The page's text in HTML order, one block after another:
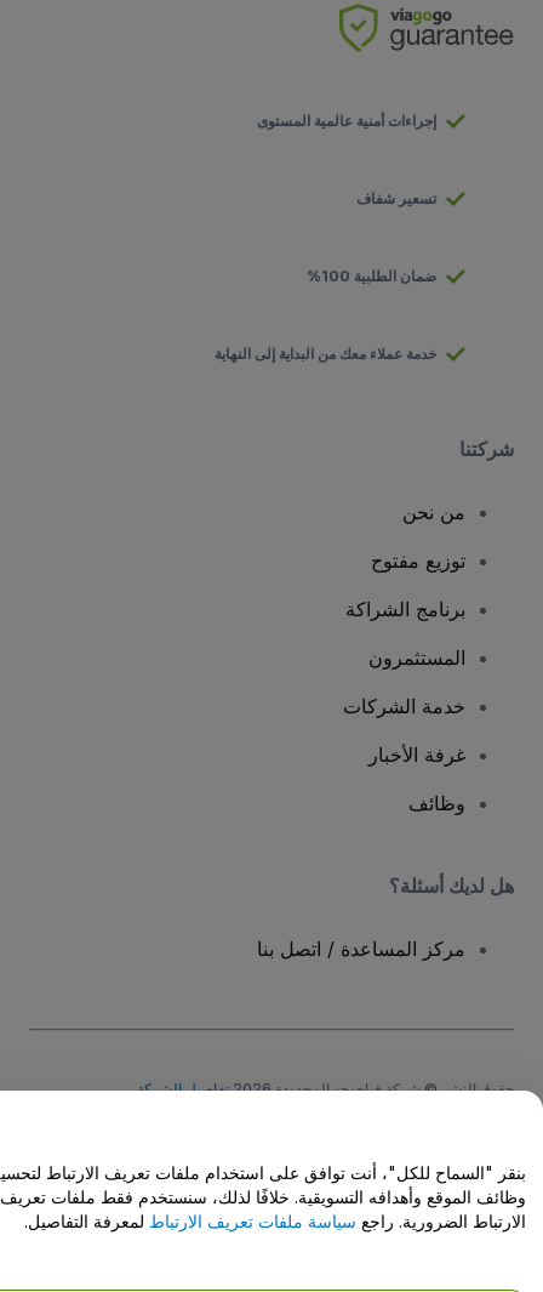
إجراءات أمنية عالمية المستوى
تسعير شفاف
ضمان الطلبية 100%
خدمة عملاء معك من البداية إلى النهاية
شركتنا
من نحن
توزيع مفتوح
برنامج الشراكة
المستثمرون
خدمة الشركات
غرفة الأخبار
وظائف
هل لديك أسئلة؟
مركز المساعدة / اتصل بنا
حقوق النشر © شركة فياجوجو المحدودة 2026
تفاصيل الشركة
بنقر "السماح للكل"، أنت توافق على استخدام ملفات تعريف الارتباط لتحسين
وظائف الموقع وأهدافه التسويقية. خلافًا لذلك، سنستخدم فقط ملفات تعريف
الارتباط الضرورية. راجعسياسة ملفات تعريف الارتباطلمعرفة التفاصيل.